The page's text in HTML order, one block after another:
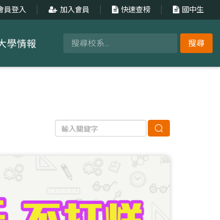
員登入 加入會員 快速查榜 國中生
搜尋
學情報